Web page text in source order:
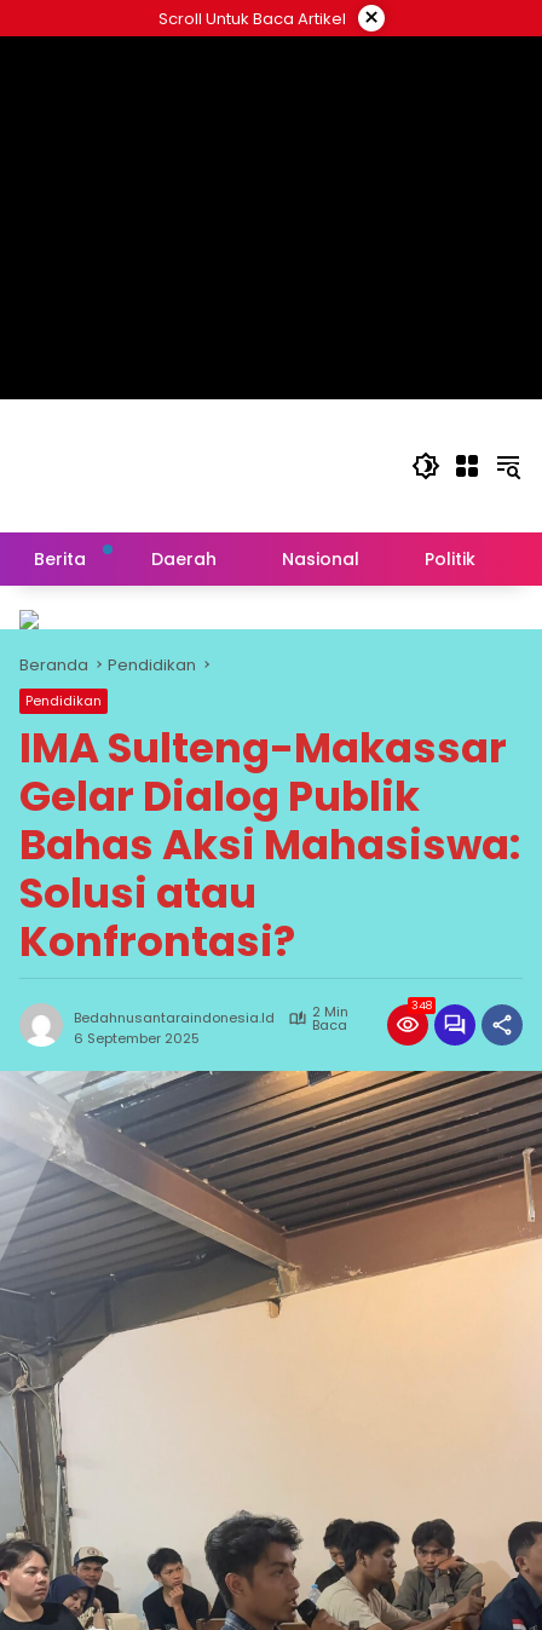
ke
Scroll Untuk Baca Artikel ×
Berita Daerah Nasional Politik
Beranda Pendidikan
Pendidikan
IMA Sulteng-Makassar
Gelar Dialog Publik
Bahas Aksi Mahasiswa:
Solusi atau
Konfrontasi?
Bedahnusantaraindonesia.id 2 Min
Baca
6 September 2025
348